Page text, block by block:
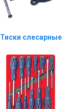
Тиски слесарные